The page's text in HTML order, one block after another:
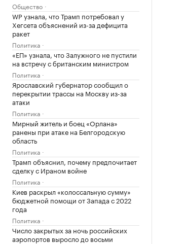
Общество
WP узнала, что Трамп потребовал у
Хегсета объяснений из-за дефицита
ракет
Политика
«ЕП» узнала, что Залужного не пустили
на встречу с британским министром
Политика
Ярославский губернатор сообщил о
перекрытии трассы на Москву из-за
атаки
Политика
Мирный житель и боец «Орлана»
ранены при атаке на Белгородскую
область
Политика
Трамп объяснил, почему предпочитает
сделку с Ираном войне
Политика
Киев раскрыл «колоссальную сумму»
бюджетной помощи от Запада с 2022
года
Политика
Число закрытых за ночь российских
аэропортов выросло до восьми